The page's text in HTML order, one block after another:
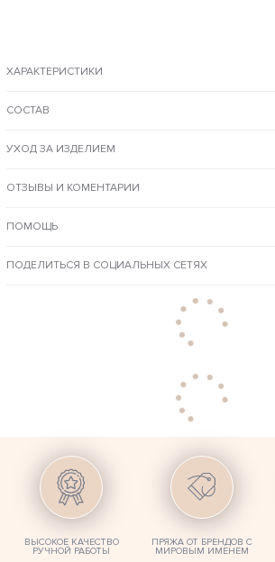
ХАРАКТЕРИСТИКИ
СОСТАВ
УХОД ЗА ИЗДЕЛИЕМ
ОТЗЫВЫ И КОМЕНТАРИИ
ПОМОЩЬ
ПОДЕЛИТЬСЯ В СОЦИАЛЬНЫХ СЕТЯХ
ВЫСОКОЕ КАЧЕСТВО
РУЧНОЙ РАБОТЫ
ПРЯЖА ОТ БРЕНДОВ С
МИРОВЫМ ИМЕНЕМ